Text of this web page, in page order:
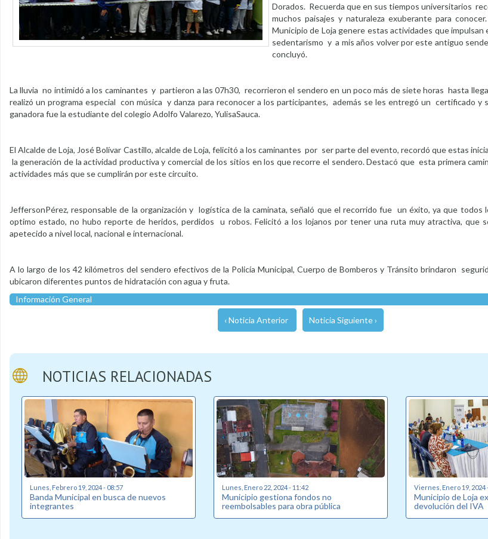
Dorados. Recuerda que en sus tiempos universitarios
muchos paisajes y naturaleza exuberante para
Municipio de Loja genere estas actividades que impulsan
sedentarismo y a mis años volver por este antiguo
concluyó.
La lluvia no intimidó a los caminantes y partieron a las 07h30, recorrieron el sendero en un poco más de siete horas hasta
realizó un programa especial con música y danza para reconocer a los participantes, además se les entregó un certificado y
ganadora fue la estudiante del colegio Adolfo Valarezo, YulisaSauca.
El Alcalde de Loja, José Bolívar Castillo, alcalde de Loja, felicitó a los caminantes por ser parte del evento, recordó que estas
la generación de la actividad productiva y comercial de los sitios en los que recorre el sendero. Destacó que esta primera
actividades más que se cumplirán por este circuito.
JeffersonPérez, responsable de la organización y logística de la caminata, señaló que el recorrido fue un éxito, ya que todos
optimo estado, no hubo reporte de heridos, perdidos u robos. Felicitó a los lojanos por tener una ruta muy atractiva, que
apetecido a nivel local, nacional e internacional.
A lo largo de los 42 kilómetros del sendero efectivos de la Policía Municipal, Cuerpo de Bomberos y Tránsito brindaron
ubicaron diferentes puntos de hidratación con agua y fruta.
Información General
‹ Noticia Anterior Noticia Siguiente ›
NOTICIAS RELACIONADAS
Lunes, Febrero 19, 2024 - 08:57
Banda Municipal en busca de nuevos
integrantes
Lunes, Enero 22, 2024 - 11:42
Municipio gestiona fondos no
reembolsables para obra pública
Viernes, Enero 19, 2024
Municipio de Loja
devolución del IVA